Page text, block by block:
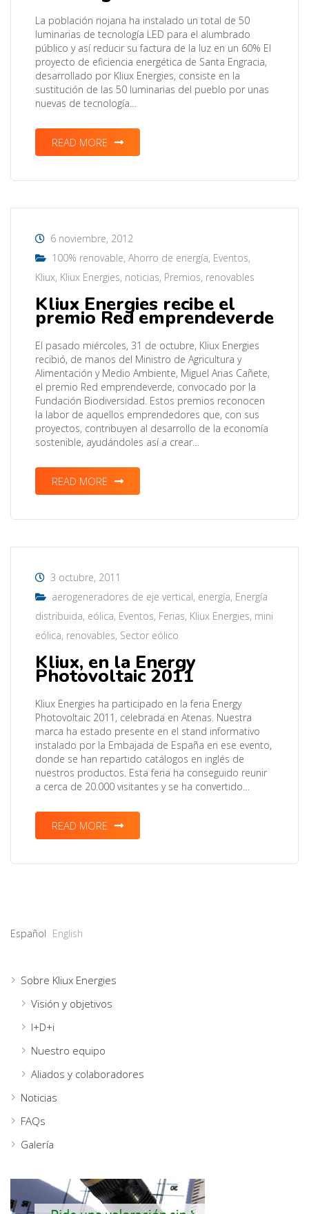
La población riojana ha instalado un total de 50
luminarias de tecnología LED para el alumbrado
público y así reducir su factura de la luz en un 60% El
proyecto de eficiencia energética de Santa Engracia,
desarrollado por Kliux Energies, consiste en la
sustitución de las 50 luminarias del pueblo por unas
nuevas de tecnología…
READ MORE
6 noviembre, 2012
100% renovable, Ahorro de energía, Eventos,
Kliux, Kliux Energies, noticias, Premios, renovables
Kliux Energies recibe el
premio Red emprendeverde
El pasado miércoles, 31 de octubre, Kliux Energies
recibió, de manos del Ministro de Agricultura y
Alimentación y Medio Ambiente, Miguel Arias Cañete,
el premio Red emprendeverde, convocado por la
Fundación Biodiversidad. Estos premios reconocen
la labor de aquellos emprendedores que, con sus
proyectos, contribuyen al desarrollo de la economía
sostenible, ayudándoles así a crear…
READ MORE
3 octubre, 2011
aerogeneradores de eje vertical, energía, Energía
distribuida, eólica, Eventos, Ferias, Kliux Energies, mini
eólica, renovables, Sector eólico
Kliux, en la Energy
Photovoltaic 2011
Kliux Energies ha participado en la feria Energy
Photovoltaic 2011, celebrada en Atenas. Nuestra
marca ha estado presente en el stand informativo
instalado por la Embajada de España en ese evento,
donde se han repartido catálogos en inglés de
nuestros productos. Esta feria ha conseguido reunir
a cerca de 20.000 visitantes y se ha convertido…
READ MORE
Español English
Sobre Kliux Energies
Visión y objetivos
I+D+i
Nuestro equipo
Aliados y colaboradores
Noticias
FAQs
Galería